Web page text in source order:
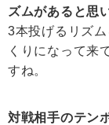
ズムがあると思
3本投げるリズ
くりになって来
すね。
対戦相手のテン